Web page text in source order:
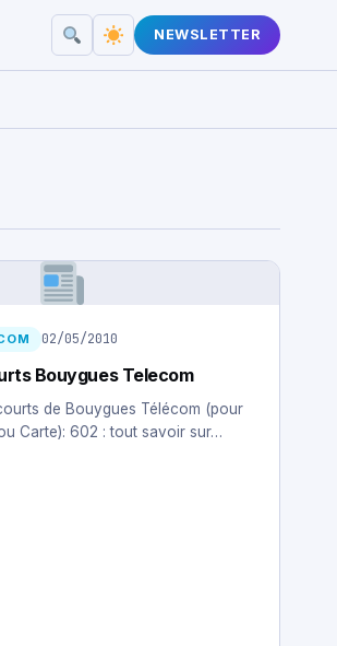
NEWSLETTER
02/05/2010
Bouygues Telecom
de Bouygues Télécom (pour
Carte): 602 : tout savoir sur…